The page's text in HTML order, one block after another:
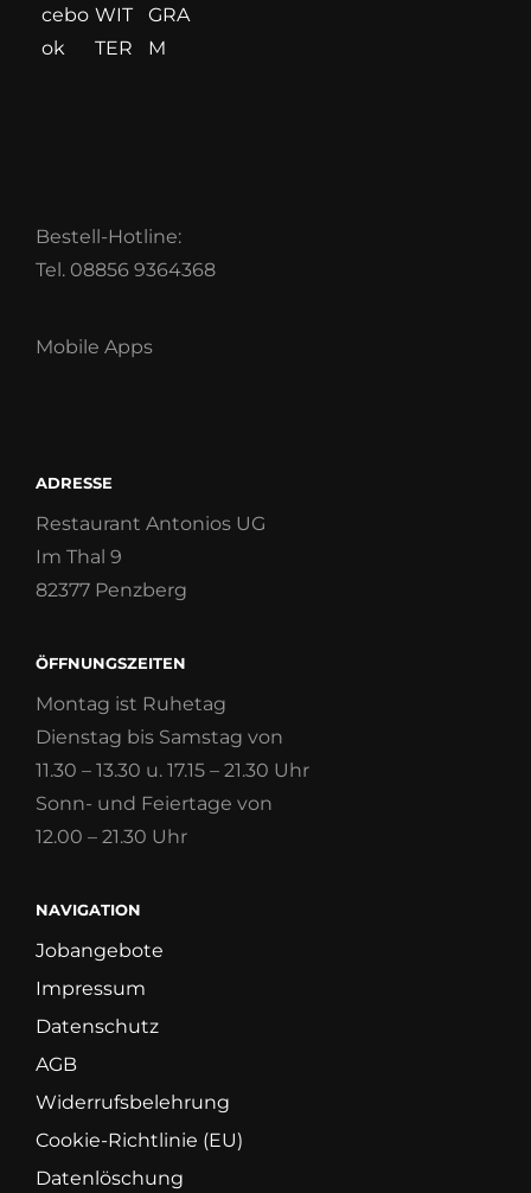
Bestell-Hotline:
Tel. 08856 9364368
Mobile Apps
ADRESSE
Restaurant Antonios UG
Im Thal 9
82377 Penzberg
ÖFFNUNGSZEITEN
Montag ist Ruhetag
Dienstag bis Samstag von
11.30 – 13.30 u. 17.15 – 21.30 Uhr
Sonn- und Feiertage von
12.00 – 21.30 Uhr
NAVIGATION
Jobangebote
Impressum
Datenschutz
AGB
Widerrufsbelehrung
Cookie-Richtlinie (EU)
Datenlöschung